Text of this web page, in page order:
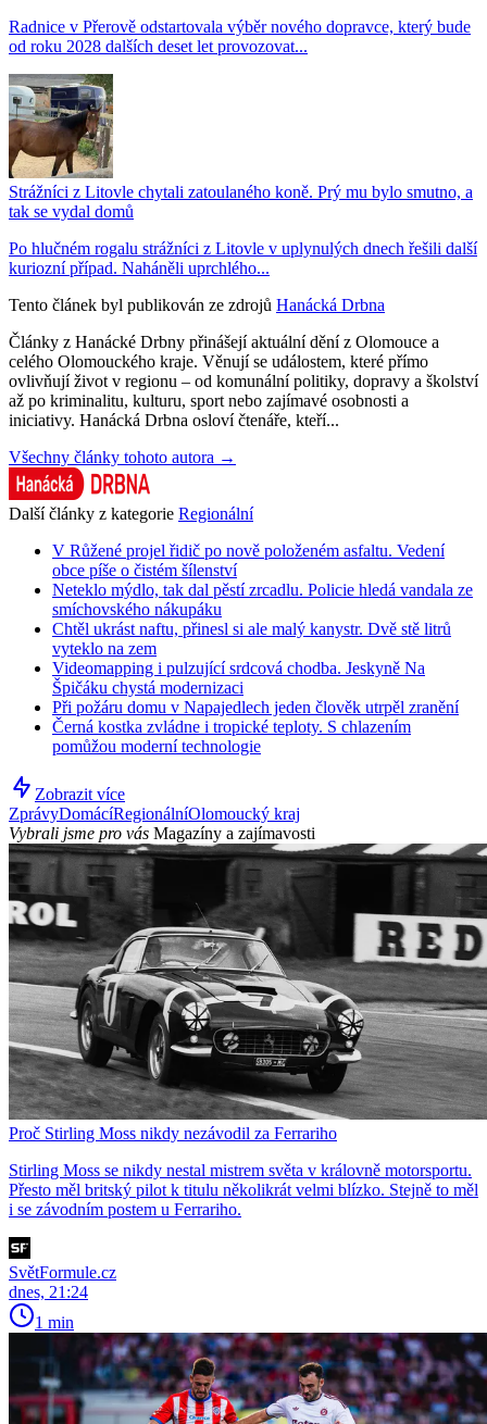
Radnice v Přerově odstartovala výběr nového dopravce, který bude
od roku 2028 dalších deset let provozovat...
Strážníci z Litovle chytali zatoulaného koně. Prý mu bylo smutno, a
tak se vydal domů
Po hlučném rogalu strážníci z Litovle v uplynulých dnech řešili další
kuriozní případ. Naháněli uprchlého...
Tento článek byl publikován ze zdrojů Hanácká Drbna
Články z Hanácké Drbny přinášejí aktuální dění z Olomouce a
celého Olomouckého kraje. Věnují se událostem, které přímo
ovlivňují život v regionu – od komunální politiky, dopravy a školství
až po kriminalitu, kulturu, sport nebo zajímavé osobnosti a
iniciativy. Hanácká Drbna osloví čtenáře, kteří...
Všechny články tohoto autora →
Další články z kategorie Regionální
V Růžené projel řidič po nově položeném asfaltu. Vedení
obce píše o čistém šílenství
Neteklo mýdlo, tak dal pěstí zrcadlu. Policie hledá vandala ze
smíchovského nákupáku
Chtěl ukrást naftu, přinesl si ale malý kanystr. Dvě stě litrů
vyteklo na zem
Videomapping i pulzující srdcová chodba. Jeskyně Na
Špičáku chystá modernizaci
Při požáru domu v Napajedlech jeden člověk utrpěl zranění
Černá kostka zvládne i tropické teploty. S chlazením
pomůžou moderní technologie
Zobrazit více
ZprávyDomácíRegionálníOlomoucký kraj
Vybrali jsme pro vás Magazíny a zajímavosti
Proč Stirling Moss nikdy nezávodil za Ferrariho
Stirling Moss se nikdy nestal mistrem světa v královně motorsportu.
Přesto měl britský pilot k titulu několikrát velmi blízko. Stejně to měl
i se závodním postem u Ferrariho.
SvětFormule.cz
dnes, 21:24
1 min